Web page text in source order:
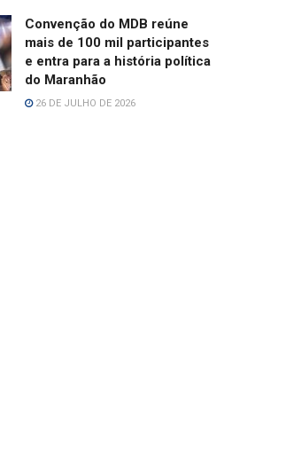
Convenção do MDB reúne
mais de 100 mil participantes
e entra para a história política
do Maranhão
26 DE JULHO DE 2026